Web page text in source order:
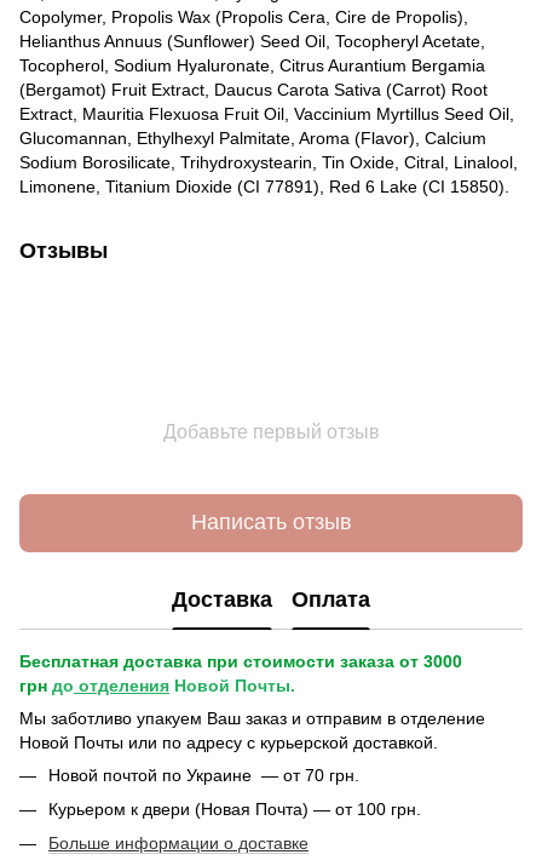
Copolymer, Propolis Wax (Propolis Cera, Cire de Propolis),
Helianthus Annuus (Sunflower) Seed Oil, Tocopheryl Acetate,
Tocopherol, Sodium Hyaluronate, Citrus Aurantium Bergamia
(Bergamot) Fruit Extract, Daucus Carota Sativa (Carrot) Root
Extract, Mauritia Flexuosa Fruit Oil, Vaccinium Myrtillus Seed Oil,
Glucomannan, Ethylhexyl Palmitate, Aroma (Flavor), Calcium
Sodium Borosilicate, Trihydroxystearin, Tin Oxide, Citral, Linalool,
Limonene, Titanium Dioxide (CI 77891), Red 6 Lake (CI 15850).
Отзывы
Добавьте первый отзыв
Написать отзыв
Доставка Оплата
Бесплатная доставка при стоимости заказа от 3000
грн до отделения Новой Почты.
Мы заботливо упакуем Ваш заказ и отправим в отделение
Новой Почты или по адресу с курьерской доставкой.
Новой почтой по Украине — от 70 грн.
Курьером к двери (Новая Почта) — от 100 грн.
Больше информации о доставке